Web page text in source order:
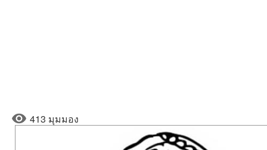
413 มุมมอง